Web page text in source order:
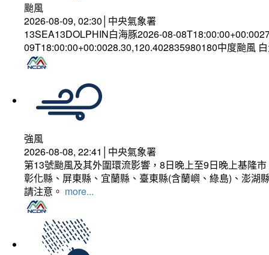
颱風
2026-08-09, 02:30│中央氣象署
13SEA13DOLPHIN白海豚2026-08-
09T18:00:00+00:0028.30,120.402835980180中度颱風
強風
2026-08-08, 22:41│中央氣象署
第13號颱風及其外圍環流影響，8日晚上至9日晚上基隆
彰化縣、屏東縣、宜蘭縣、臺東縣(含蘭嶼、綠島)、澎湖
請注意。 more...